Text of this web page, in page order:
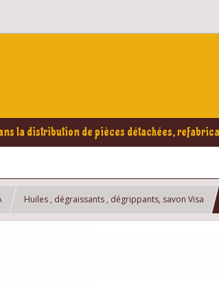
la distribution de pièces détachées,
Huiles , dégraissants , dégrippants, savon Visa